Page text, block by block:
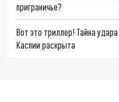
приграничье?
Вот это триллер! Тайна
Каспии раскрыта